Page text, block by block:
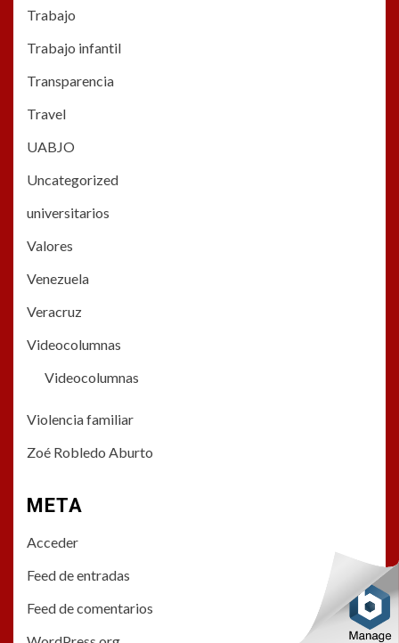
Trabajo
Trabajo infantil
Transparencia
Travel
UABJO
Uncategorized
universitarios
Valores
Venezuela
Veracruz
Videocolumnas
Videocolumnas
Violencia familiar
Zoé Robledo Aburto
META
Acceder
Feed de entradas
Feed de comentarios